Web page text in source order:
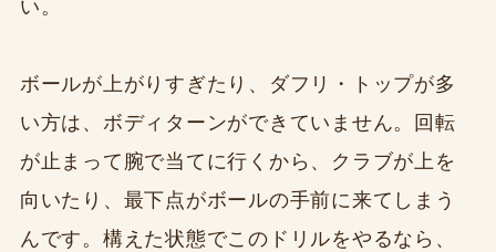
い。
ボールが上がりすぎたり、ダフリ・トップが多
い方は、ボディターンができていません。回転
が止まって腕で当てに行くから、クラブが上を
向いたり、最下点がボールの手前に来てしまう
んです。構えた状態でこのドリルをやるなら、